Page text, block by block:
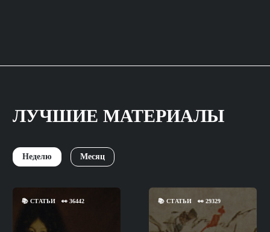
ЛУЧШИЕ МАТЕРИАЛЫ
Неделю Месяц
📚 СТАТЬИ 👀 36442 📚СТАТЬИ 👀29329